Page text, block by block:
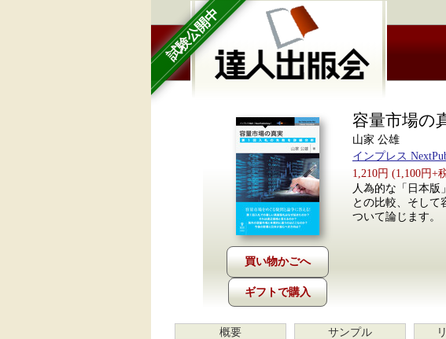
試験公開中
ギフトで購入
容量市場の
山家 公雄
インプレス
1,210円 (1,100円+
人為的な「日本版
との比較、そして
ついて論じます。
概要 サンプル